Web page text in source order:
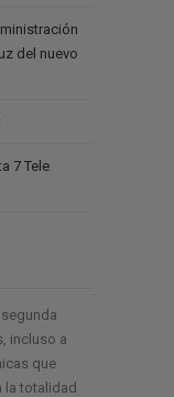
del nuevo
7 Tele
incluso a
que
la totalidad